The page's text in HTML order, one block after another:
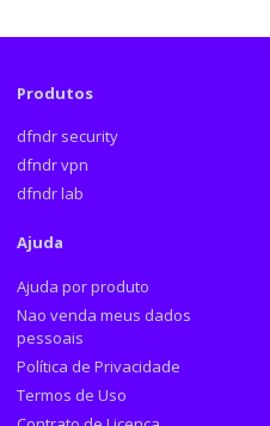
Produtos
dfndr security
dfndr vpn
dfndr lab
Ajuda
Ajuda por produto
Nao venda meus dados
pessoais
Política de Privacidade
Termos de Uso